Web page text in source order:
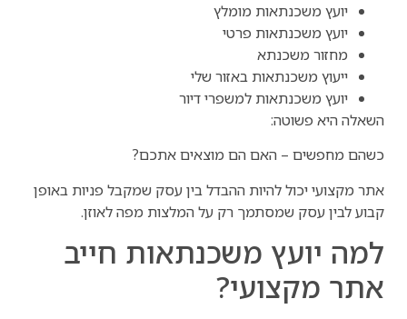
יועץ משכנתאות מומלץ
יועץ משכנתאות פרטי
מחזור משכנתא
ייעוץ משכנתאות באזור שלי
יועץ משכנתאות למשפרי דיור
השאלה היא פשוטה:
כשהם מחפשים – האם הם מוצאים אתכם?
אתר מקצועי יכול להיות ההבדל בין עסק שמקבל פניות באופן
קבוע לבין עסק שמסתמך רק על המלצות מפה לאוזן.
למה יועץ משכנתאות חייב
אתר מקצועי?